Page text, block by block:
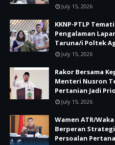
July 15, 2026
KKNP-PTLP
Pengalaman
Taruna/i Poltek
July 15, 2026
Rakor Bersama
Menteri Nusron
Pertanian Jadi
July 15, 2026
Wamen ATR/
Berperan
Persoalan